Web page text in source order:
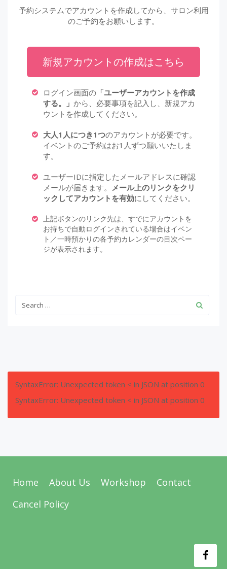
予約システムでアカウントを作成してから、サロン利用
のご予約をお願いします。
新規アカウントの作成はこちら
ログイン画面の 「ユーザーアカウントを作成
する。」 から、必要事項を記入し、新規アカ
ウントを作成してください。
大人1人につき1つのアカウントが必要です。
イベントのご予約はお1人ずつ願いいたしま
す。
ユーザーIDに指定したメールアドレスに確認
メールが届きます。
メール上のリンクをクリ
ックしてアカウントを有効にしてください。
上記ボタンのリンク先は、すでにアカウントを
お持ちで自動ログインされている場合はイベン
ト／一時預かりの各予約カレンダーの目次ペー
ジが表示されます。
SyntaxError: Unexpected token < in JSON at position 0
SyntaxError: Unexpected token < in JSON at position 0
Home About Us Workshop
Contact
Cancel Policy